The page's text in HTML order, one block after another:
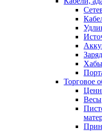
Хабы
Торговое
Весы